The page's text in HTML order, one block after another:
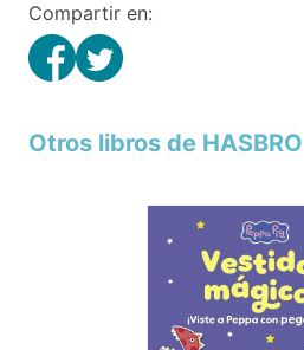
Compartir en:
Otros libros de HASBRO